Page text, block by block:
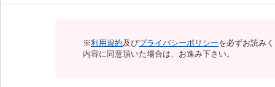
※利用規約及びプライバシーポリシーを必ずお読み
内容に同意頂いた場合は、お進み下さい。